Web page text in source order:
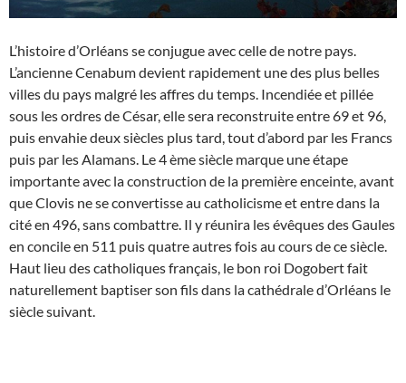
L’histoire d’Orléans se conjugue avec celle de notre pays.
L’ancienne Cenabum devient rapidement une des plus belles
villes du pays malgré les affres du temps. Incendiée et pillée
sous les ordres de César, elle sera reconstruite entre 69 et 96,
puis envahie deux siècles plus tard, tout d’abord par les Francs
puis par les Alamans. Le 4 ème siècle marque une étape
importante avec la construction de la première enceinte, avant
que Clovis ne se convertisse au catholicisme et entre dans la
cité en 496, sans combattre. Il y réunira les évêques des Gaules
en concile en 511 puis quatre autres fois au cours de ce siècle.
Haut lieu des catholiques français, le bon roi Dogobert fait
naturellement baptiser son fils dans la cathédrale d’Orléans le
siècle suivant.